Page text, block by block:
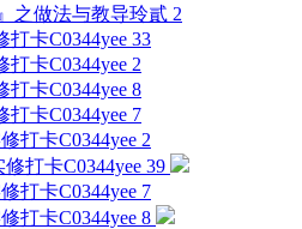
之做法与教导玲貳 2
打卡C0344yee 33
打卡C0344yee 2
打卡C0344yee 8
打卡C0344yee 7
修打卡C0344yee 2
修打卡C0344yee 39
修打卡C0344yee 7
修打卡C0344yee 8